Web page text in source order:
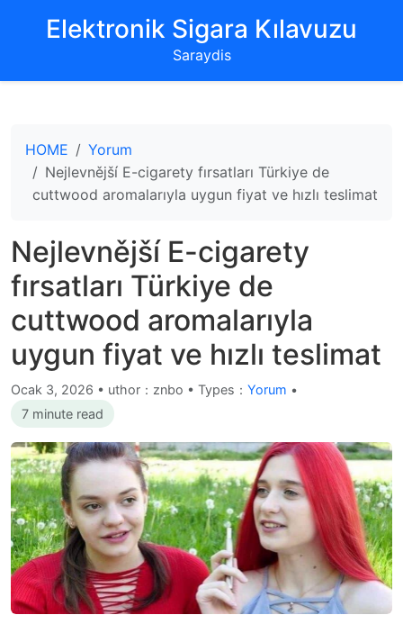
‌Elektronik Sigara Kılavuzu‌
Saraydis
HOME
Yorum
Nejlevnější E-cigarety fırsatları Türkiye de
cuttwood aromalarıyla uygun fiyat ve hızlı teslimat
Nejlevnější E-cigarety
fırsatları Türkiye de
cuttwood aromalarıyla
uygun fiyat ve hızlı teslimat
Ocak 3, 2026 • uthor：znbo • Types： Yorum •
7 minute read